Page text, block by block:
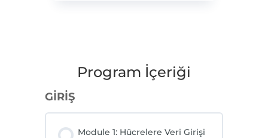
Program İçeriği
GİRİŞ
Module 1: Hücrelere Veri Girişi